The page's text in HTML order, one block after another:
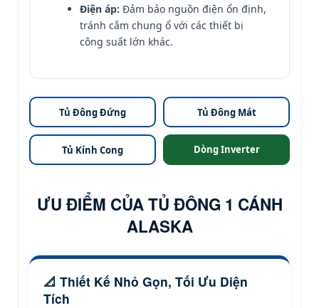
Điện áp: Đảm bảo nguồn điện ổn định,
tránh cắm chung ổ với các thiết bị
công suất lớn khác.
Tủ Đông Đứng Tủ Đông Mát
Tủ Kính Cong Dòng Inverter
ƯU ĐIỂM CỦA TỦ ĐÔNG 1 CÁNH
ALASKA
📐 Thiết Kế Nhỏ Gọn, Tối Ưu Diện
Tích